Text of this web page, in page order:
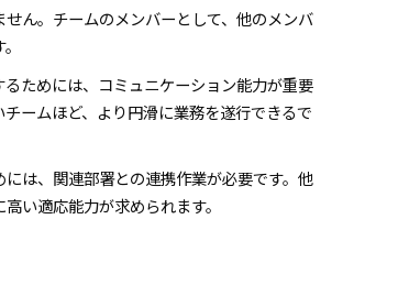
ん。チームのメンバーとして、他のメンバ
ためには、コミュニケーション能力が重要
ームほど、より円滑に業務を遂行できるで
は、関連部署との連携作業が必要です。他
い適応能力が求められます。